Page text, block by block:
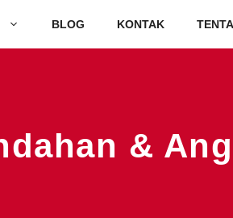
BLOG KONTAK
&